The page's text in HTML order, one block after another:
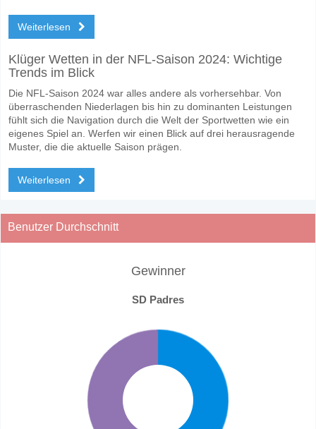
Weiterlesen
Klüger Wetten in der NFL-Saison 2024: Wichtige
Trends im Blick
Die NFL-Saison 2024 war alles andere als vorhersehbar. Von
überraschenden Niederlagen bis hin zu dominanten Leistungen
fühlt sich die Navigation durch die Welt der Sportwetten wie ein
eigenes Spiel an. Werfen wir einen Blick auf drei herausragende
Muster, die die aktuelle Saison prägen.
Weiterlesen
Benutzer Durchschnitt
Gewinner
SD Padres